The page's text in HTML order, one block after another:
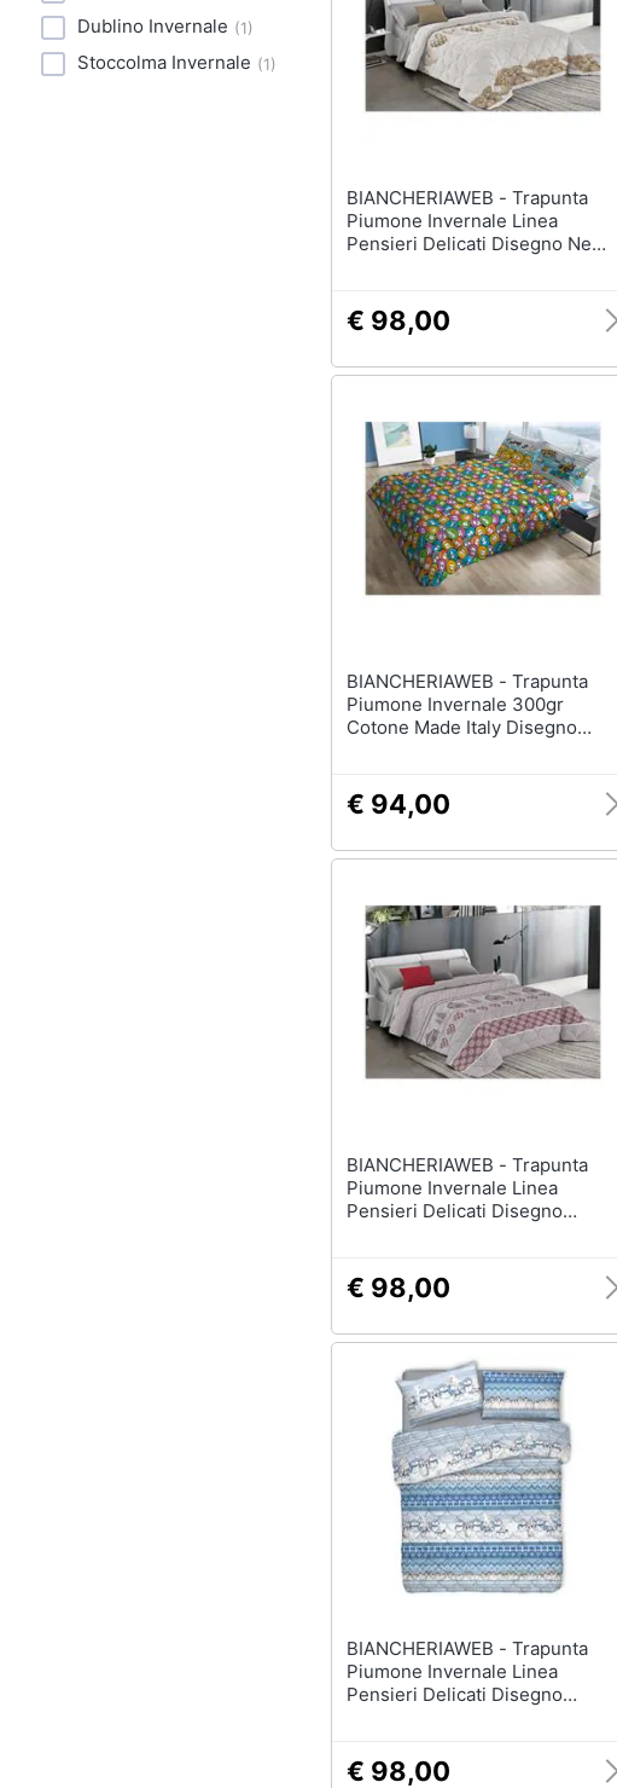
Animali
Lavatoio
Mobili lavanderia
Armadio portascope
Dublino Invernale (1)
Stoccolma Invernale (1)
BIANCHERIAWEB - Trapunta
Piumone Invernale Linea
Pensieri Delicati Disegno New
€ 98,00
BIANCHERIAWEB - Trapunta
Piumone Invernale 300gr
Cotone Made Italy Disegno
€ 94,00
BIANCHERIAWEB - Trapunta
Piumone Invernale Linea
Pensieri Delicati Disegno
€ 98,00
BIANCHERIAWEB - Trapunta
Piumone Invernale Linea
Pensieri Delicati Disegno
€ 98,00